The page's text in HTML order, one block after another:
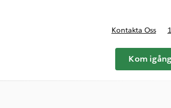
for Planer och priser
Kontakta Oss
Kom